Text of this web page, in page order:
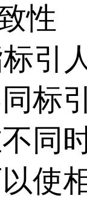
性
引
标
同
使